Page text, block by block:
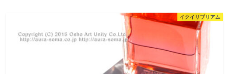
イクイリブリアム